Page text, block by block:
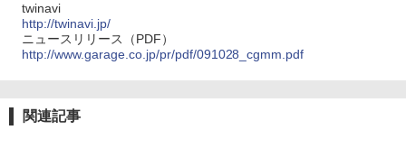
twinavi
http://twinavi.jp/
ニュースリリース（PDF）
http://www.garage.co.jp/pr/pdf/091028_cgmm.pdf
関連記事